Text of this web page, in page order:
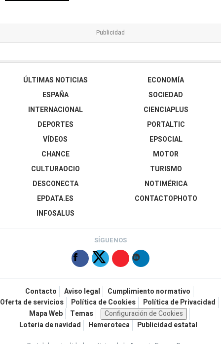
ÚLTIMAS NOTICIAS
ESPAÑA
INTERNACIONAL
DEPORTES
VÍDEOS
ECONOMÍA
SOCIEDAD
CIENCIAPLUS
PORTALTIC
EPSOCIAL
CHANCE
CULTURAOCIO
DESCONECTA
EPDATA.ES
INFOSALUS
MOTOR
TURISMO
NOTIMÉRICA
CONTACTOPHOTO
SÍGUENOS
Contacto Aviso legal
Cumplimiento normativo
Oferta de servicios
Política de Cookies
Política de Privacidad
Mapa Web
Temas
Configuración de Cookies
Loteria de navidad
Hemeroteca Publicidad estatal